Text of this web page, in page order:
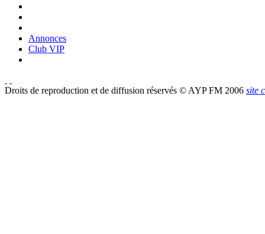
Annonces
Club VIP
Droits de reproduction et de diffusion réservés © AYP FM 2006 site